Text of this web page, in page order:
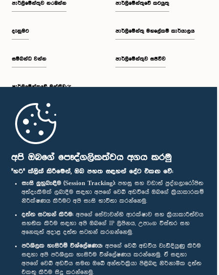
අපි ඔබගේ පෞද්ගලිකත්වය අගය කරමු
"හරි" ක්ලික් කිරීමෙන්, ඔබ පහත සඳහන් දේට එකඟ වේ:
සැසි ලුහුබැඳීම (Session Tracking): පහසු සහ වඩාත් පුද්ගලාරෝපිත
අත්දැකීමක් ලබාදීම සඳහා අපගේ වෙබ් අඩවියේ ඔබගේ ක්‍රියාකාරකම්
නිරීක්ෂණය කිරීමට අපි සැසි භාවිතා කරන්නෙමු.
දත්ත සටහන් කිරීම: අපගේ සේවාවන්හි ආරක්ෂාව සහ ක්‍රියාකාරීත්වය
සහතික කිරීම සඳහා අපි ඔබගේ IP ලිපිනය, උපාංග විස්තර සහ
අනෙකුත් අදාළ දත්ත සටහන් කරගන්නෙමු.
පරිශීලක හැසිරීම් විශ්ලේෂණය: අපගේ වෙබ් අඩවිය වැඩිදියුණු කිරීම
සඳහා අපි පරිශීලක හැසිරීම විශ්ලේෂණය කරන්නෙමු. ඒ සඳහා
අපගේ වෙබ් අඩවිය සමඟ ඔබේ අන්තර්ක්‍රියා පිළිබඳ නිර්නාමික දත්ත
එකතු කිරීම සිදු කරන්නෙමු.
පාර්ලි‌මේන්තුව නරඹන්න
දැනුමට
සම්බන්ධ වන්න
පාර්ලි‌මේන්තුවේ මන්ත්‍රීවරු
මුල් පිටුව
පාර්ලිමේන්තුවේ කටයුතු
පාර්ලිමේන්තු මහලේකම් කාර්යාලය
පාර්ලිමේන්තුව සජීවීව
පාර්ලිමේන්තු ජංගම යෙදුම
අප හා සම්බන්ධ වී සිටින්න :
සම්මාන
පෞද්ගලිකත්ව ප්‍රතිපත්තිය